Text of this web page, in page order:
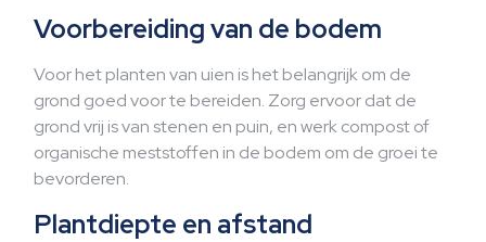
Voorbereiding van de bodem
Voor het planten van uien is het belangrijk om de
grond goed voor te bereiden. Zorg ervoor dat de
grond vrij is van stenen en puin, en werk compost of
organische meststoffen in de bodem om de groei te
bevorderen.
Plantdiepte en afstand